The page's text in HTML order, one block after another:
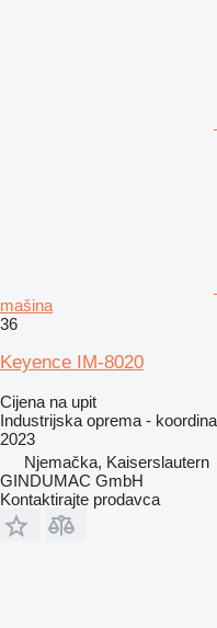
mašina
36
Keyence IM-8020
Cijena na upit
Industrijska oprema -
2023
Njemačka, Kaiserslautern
GINDUMAC GmbH
Kontaktirajte prodavca